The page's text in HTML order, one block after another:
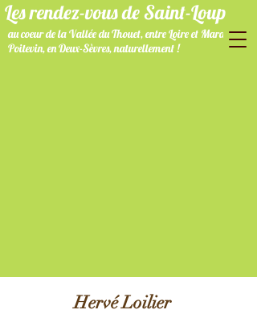
Les rendez-vous de Saint-Loup
au coeur de la Vallée du Thouet, entre Loire et Marais
Poitevin, en Deux-Sèvres, naturellement !
Hervé Loilier